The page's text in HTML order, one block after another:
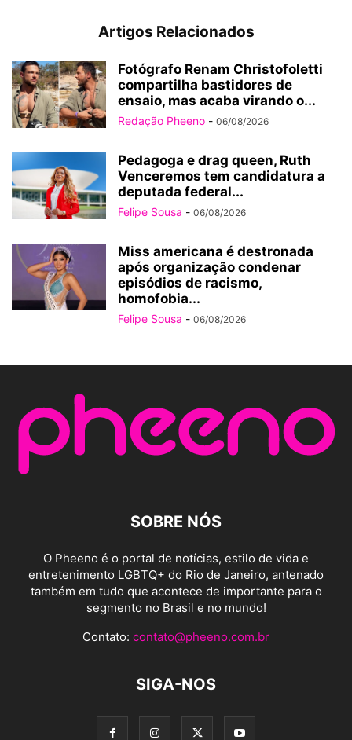
Artigos Relacionados
Fotógrafo Renam Christofoletti
compartilha bastidores de
ensaio, mas acaba virando o...
Redação Pheeno - 06/08/2026
Pedagoga e drag queen, Ruth
Venceremos tem candidatura a
deputada federal...
Felipe Sousa - 06/08/2026
Miss americana é destronada
após organização condenar
episódios de racismo,
homofobia...
Felipe Sousa - 06/08/2026
SOBRE NÓS
O Pheeno é o portal de notícias, estilo de vida e
entretenimento LGBTQ+ do Rio de Janeiro, antenado
também em tudo que acontece de importante para o
segmento no Brasil e no mundo!
Contato: contato@pheeno.com.br
SIGA-NOS